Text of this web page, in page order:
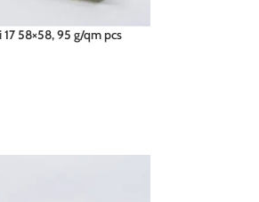
58×58, 95 g/qm pcs